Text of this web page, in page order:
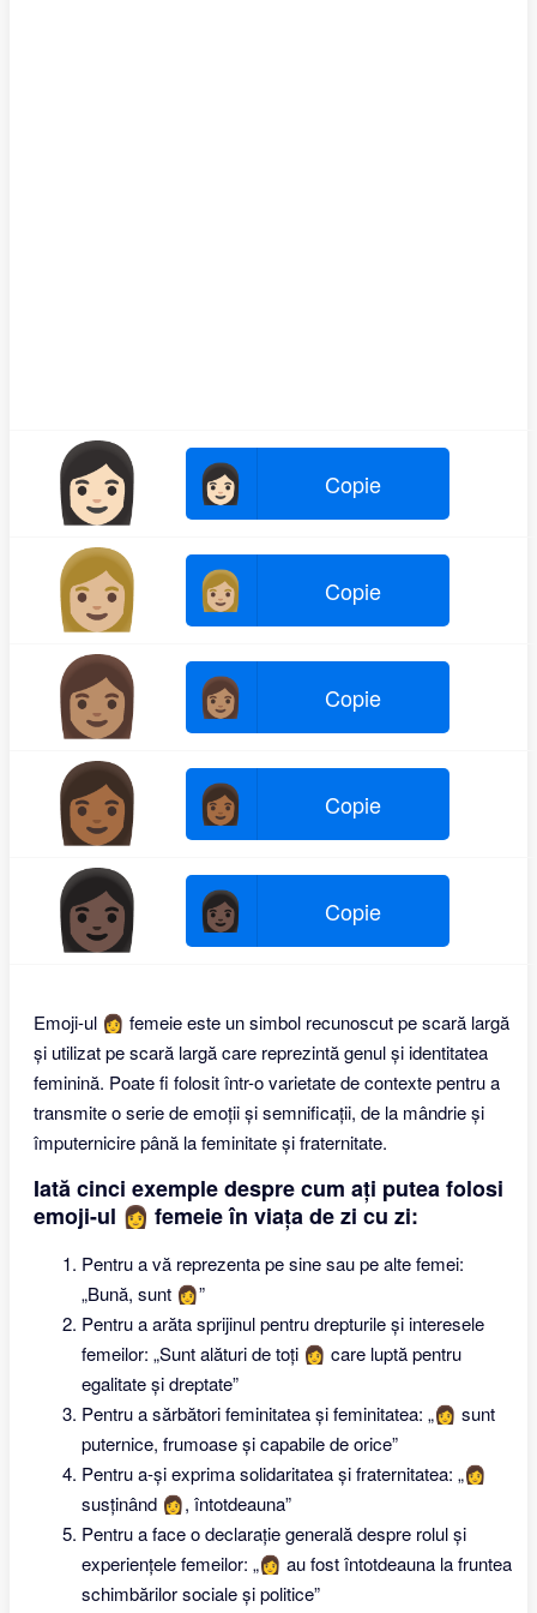
👩🏻 👩🏻 Copie
👩🏼 👩🏼 Copie
👩🏽 👩🏽 Copie
👩🏾 👩🏾 Copie
👩🏿 👩🏿 Copie
Emoji-ul 👩 femeie este un simbol recunoscut pe scară largă
și utilizat pe scară largă care reprezintă genul și identitatea
feminină. Poate fi folosit într-o varietate de contexte pentru a
transmite o serie de emoții și semnificații, de la mândrie și
împuternicire până la feminitate și fraternitate.
Iată cinci exemple despre cum ați putea folosi
emoji-ul 👩 femeie în viața de zi cu zi:
Pentru a vă reprezenta pe sine sau pe alte femei:
„Bună, sunt 👩”
Pentru a arăta sprijinul pentru drepturile și interesele
femeilor: „Sunt alături de toți 👩 care luptă pentru
egalitate și dreptate”
Pentru a sărbători feminitatea și feminitatea: „👩 sunt
puternice, frumoase și capabile de orice”
Pentru a-și exprima solidaritatea și fraternitatea: „👩
susținând 👩, întotdeauna”
Pentru a face o declarație generală despre rolul și
experiențele femeilor: „👩 au fost întotdeauna la fruntea
schimbărilor sociale și politice”